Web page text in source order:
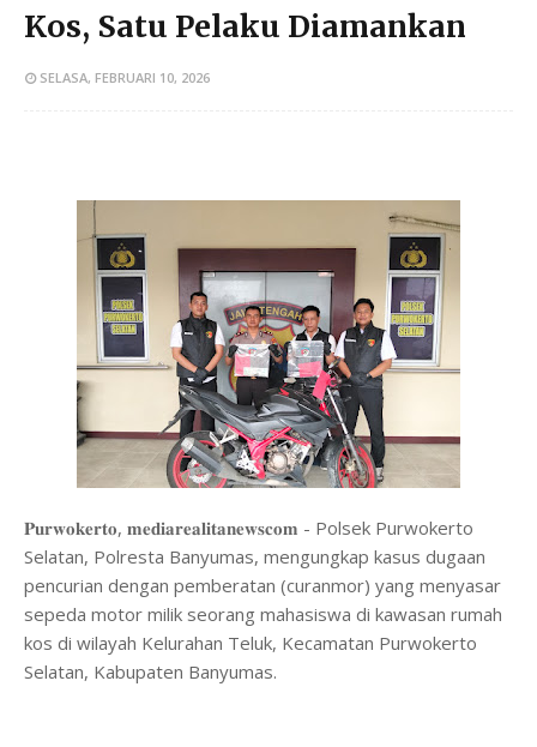
Kos, Satu Pelaku Diamankan
SELASA, FEBRUARI 10, 2026
𝐏𝐮𝐫𝐰𝐨𝐤𝐞𝐫𝐭𝐨, 𝐦𝐞𝐝𝐢𝐚𝐫𝐞𝐚𝐥𝐢𝐭𝐚𝐧𝐞𝐰𝐬𝐜𝐨𝐦 - Polsek Purwokerto
Selatan, Polresta Banyumas, mengungkap kasus dugaan
pencurian dengan pemberatan (curanmor) yang menyasar
sepeda motor milik seorang mahasiswa di kawasan rumah
kos di wilayah Kelurahan Teluk, Kecamatan Purwokerto
Selatan, Kabupaten Banyumas.